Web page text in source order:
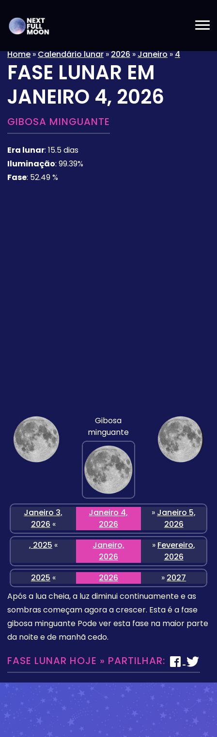
Home»Calendário lunar»2026»Janeiro»4
FASE LUNAR EM
JANEIRO 4, 2026
GIBOSA MINGUANTE
Era lunar: 15.5 dias
Iluminação: 99.39%
Fase: 52.49 %
Gibosa
minguante
Janeiro 3,
2026 «
Janeiro 4,
2026
» Janeiro 5,
2026
, 2025 «
Janeiro,
2026
» Fevereiro,
2026
2025 « 2026 » 2027
Após a lua cheia, a luz diminui continuamente e as
sombras começam agora a crescer. Esta é a fase
gibosa minguante Pode ver esta fase na maior parte
da noite e de manhã cedo.
FASE LUNAR HOJE » PARTILHAR: